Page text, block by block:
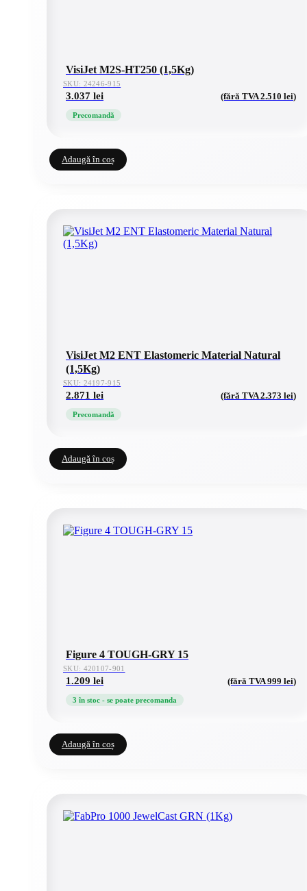
VisiJet M2S-HT250 (1,5Kg)
SKU: 24246-915
3.037 lei (fără TVA2.510 lei)
Precomandă
Adaugă în coș
VisiJet M2 ENT Elastomeric Material Natural
(1,5Kg)
SKU: 24197-915
2.871 lei (fără TVA2.373 lei)
Precomandă
Adaugă în coș
Figure 4 TOUGH-GRY 15
SKU: 420107-901
1.209 lei (fără TVA999 lei)
3 în stoc - se poate precomanda
Adaugă în coș